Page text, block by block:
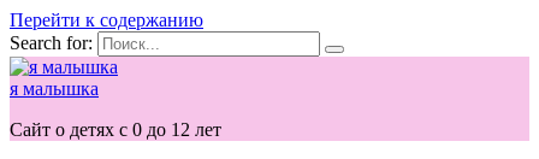
Перейти к содержанию
Search for:
я малышка
Сайт о детях с 0 до 12 лет